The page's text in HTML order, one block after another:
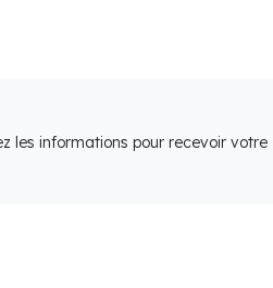
les informations pour recevoir votre